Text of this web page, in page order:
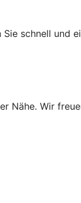
schnell und
Nähe. Wir